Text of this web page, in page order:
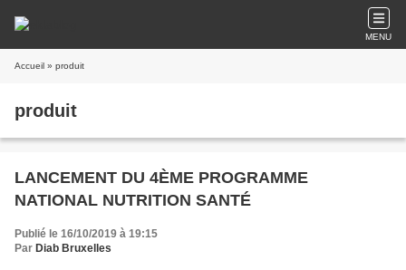
MENU
Accueil » produit
produit
LANCEMENT DU 4ÈME PROGRAMME
NATIONAL NUTRITION SANTÉ
Publié le 16/10/2019 à 19:15
Par Diab Bruxelles